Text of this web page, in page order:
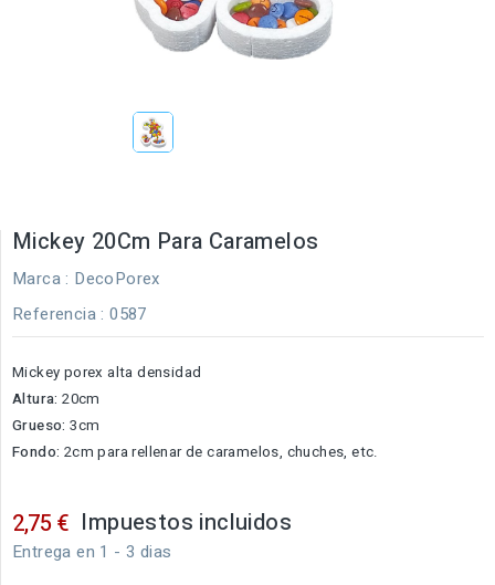
Mickey 20Cm Para Caramelos
Marca : DecoPorex
Referencia : 0587
Mickey porex alta densidad
Altura: 20cm
Grueso: 3cm
Fondo: 2cm para rellenar de caramelos, chuches, etc.
2,75 € Impuestos incluidos
Entrega en 1 - 3 dias